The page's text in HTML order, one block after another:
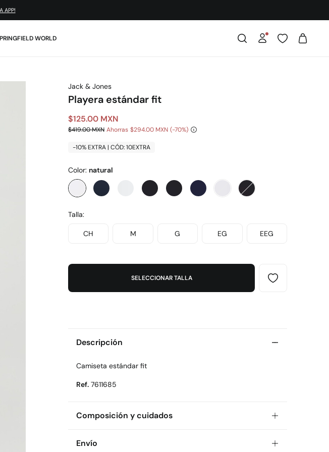
APP!
WORLD
Jack & Jones
Playera estándar fit
$125.00 MXN
$419.00 MXN Ahorras $294.00 MXN 70
-10% EXTRA | CÓD: 10EXTRA
Color: natural
Talla:
CH M G EG EEG
SELECCIONAR TALLA
Descripción
Camiseta estándar fit
Ref. 7611685
Composición y cuidados
Composición
Envío